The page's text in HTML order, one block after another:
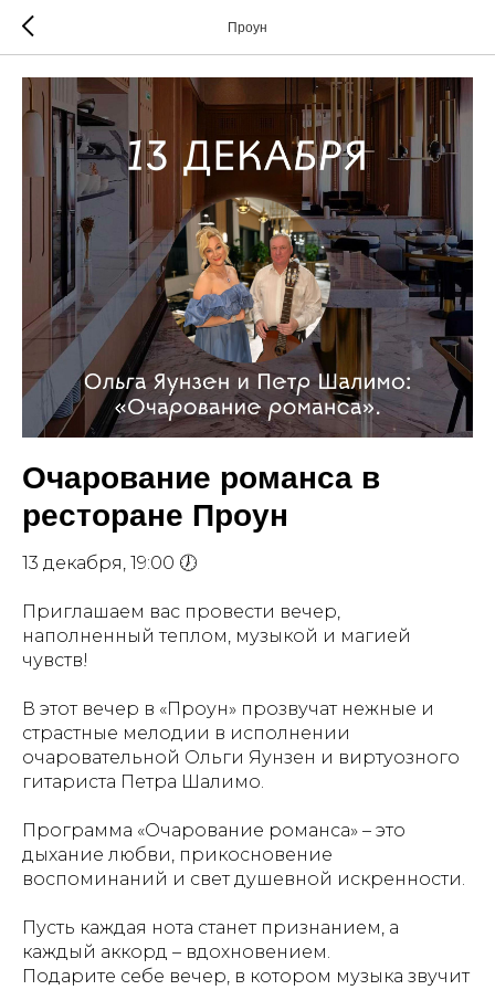
Проун
Очарование романса в
ресторане Проун
13 декабря, 19:00 🕖
Приглашаем вас провести вечер,
наполненный теплом, музыкой и магией
чувств!
В этот вечер в «Проун» прозвучат нежные и
страстные мелодии в исполнении
очаровательной Ольги Яунзен и виртуозного
гитариста Петра Шалимо.
Программа «Очарование романса» – это
дыхание любви, прикосновение
воспоминаний и свет душевной искренности.
Пусть каждая нота станет признанием, а
каждый аккорд – вдохновением.
Подарите себе вечер, в котором музыка звучит